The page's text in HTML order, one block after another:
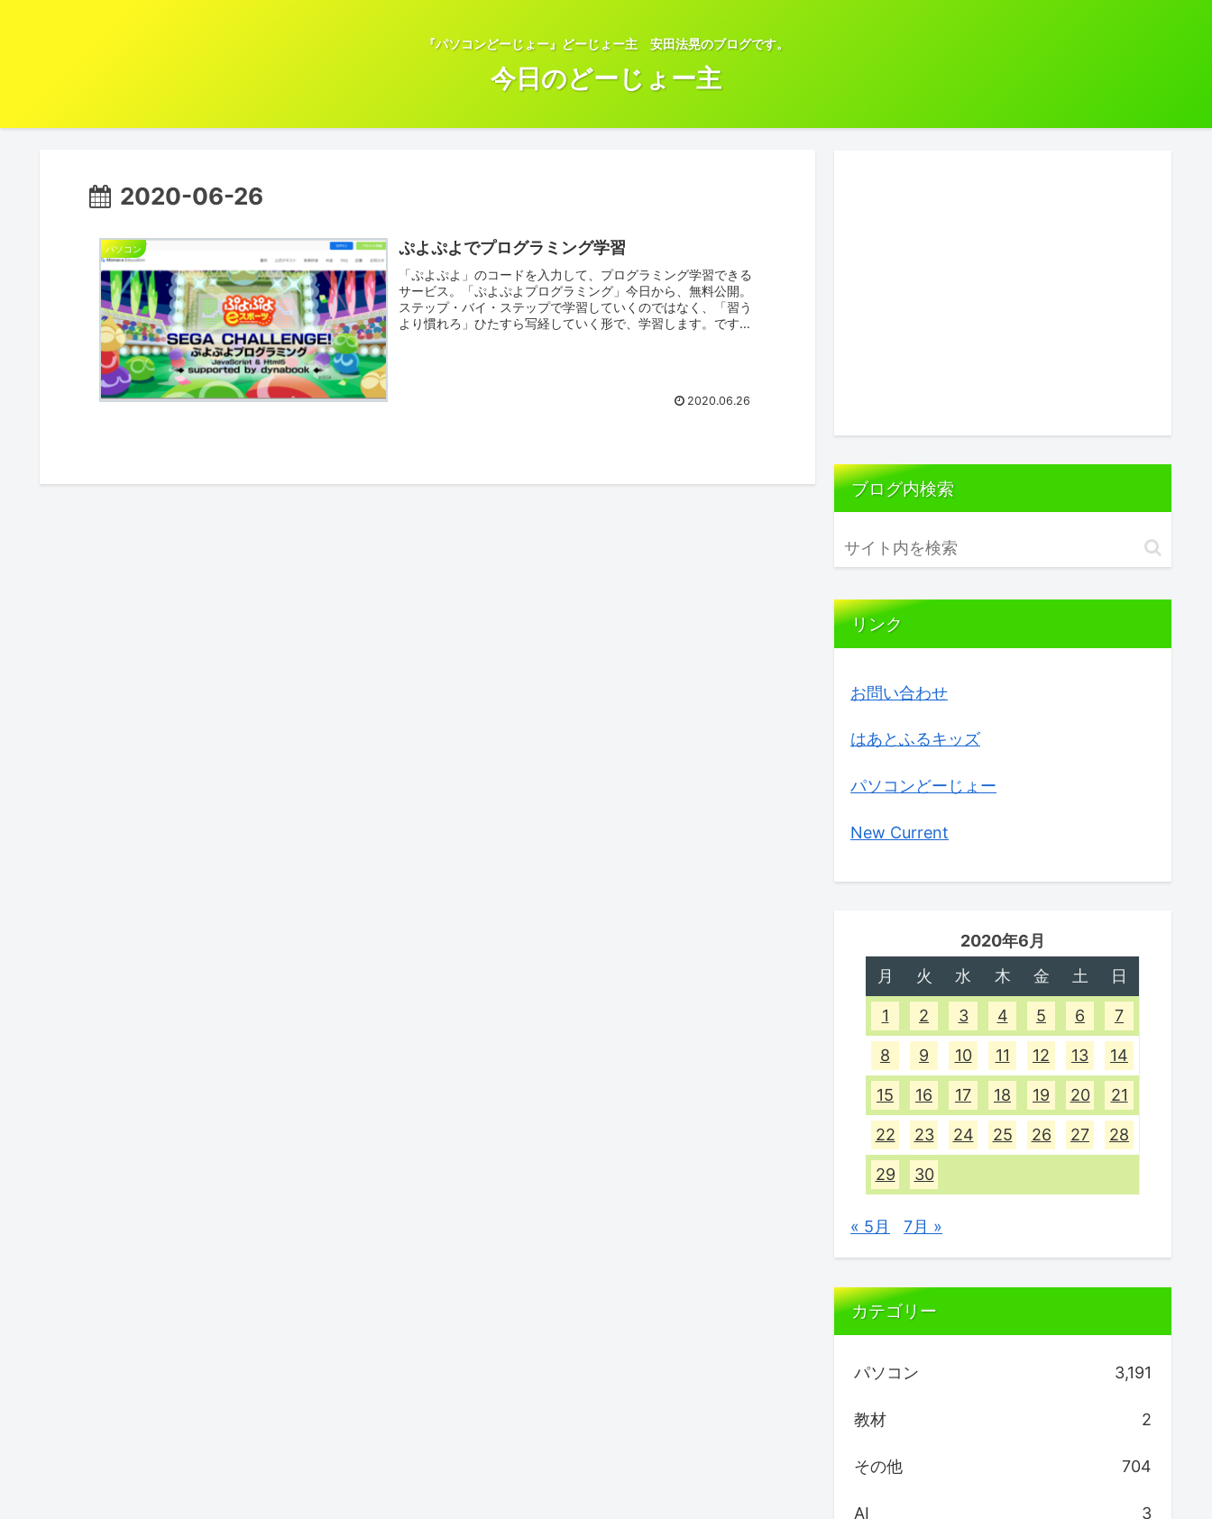
『パソコンどーじょー』どーじょー主 安田法晃のブログです。
今日のどーじょー主
2020-06-26
パソコン ぷよぷよでプログラミング学習
「ぷよぷよ」のコードを入力して、プログラミング学習できる
サービス。「ぷよぷよプログラミング」今日から、無料公開。
ステップ・バイ・ステップで学習していくのではなく、「習う
より慣れろ」ひたすら写経していく形で、学習します。ですの
2020.06.26
ブログ内検索
リンク
お問い合わせ
はあとふるキッズ
パソコンどーじょー
New Current
2020年6月
月
火 水 木 金 土 日
1 2 3 4 5 6 7
8 9 10 11 12 13 14
15 16 17 18 19 20 21
22 23 24 25 26 27 28
29 30
« 5月 7月 »
カテゴリー
パソコン 3,191
教材 2
その他 704
AI 3